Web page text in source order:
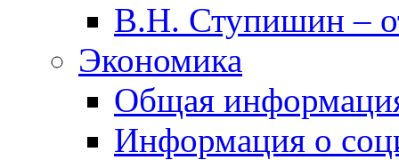
В.Н. Ступишин –
Экономика
Общая
Информация о